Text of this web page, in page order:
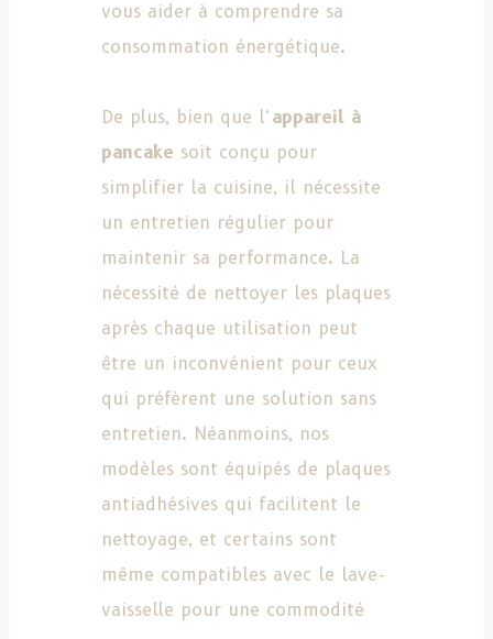
vous aider à comprendre sa
consommation énergétique.
De plus, bien que l’ appareil à
pancake soit conçu pour
simplifier la cuisine, il nécessite
un entretien régulier pour
maintenir sa performance. La
nécessité de nettoyer les plaques
après chaque utilisation peut
être un inconvénient pour ceux
qui préfèrent une solution sans
entretien. Néanmoins, nos
modèles sont équipés de plaques
antiadhésives qui facilitent le
nettoyage, et certains sont
même compatibles avec le lave-
vaisselle pour une commodité